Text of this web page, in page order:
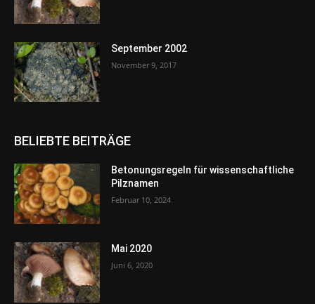
September 2002
November 9, 2017
BELIEBTE BEITRÄGE
Betonungsregeln für wissenschaftliche
Pilznamen
Februar 10, 2024
Mai 2020
Juni 6, 2020